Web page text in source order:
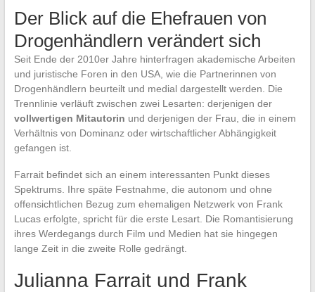
Der Blick auf die Ehefrauen von
Drogenhändlern verändert sich
Seit Ende der 2010er Jahre hinterfragen akademische Arbeiten
und juristische Foren in den USA, wie die Partnerinnen von
Drogenhändlern beurteilt und medial dargestellt werden. Die
Trennlinie verläuft zwischen zwei Lesarten: derjenigen der
vollwertigen Mitautorin und derjenigen der Frau, die in einem
Verhältnis von Dominanz oder wirtschaftlicher Abhängigkeit
gefangen ist.
Farrait befindet sich an einem interessanten Punkt dieses
Spektrums. Ihre späte Festnahme, die autonom und ohne
offensichtlichen Bezug zum ehemaligen Netzwerk von Frank
Lucas erfolgte, spricht für die erste Lesart. Die Romantisierung
ihres Werdegangs durch Film und Medien hat sie hingegen
lange Zeit in die zweite Rolle gedrängt.
Julianna Farrait und Frank